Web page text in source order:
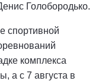
Голобородько.
спортивной
комплекса
а с 7 августа в